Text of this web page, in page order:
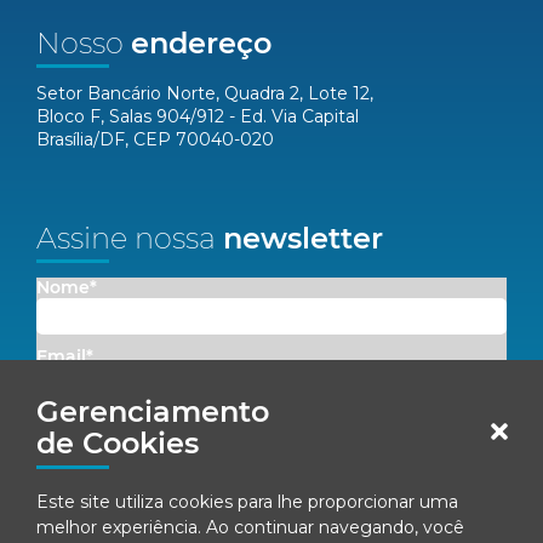
Gerenciamento
de Cookies
Este site utiliza cookies para lhe proporcionar uma
melhor experiência. Ao continuar navegando, você
Nosso endereço
Setor Bancário Norte, Quadra 2, Lote 12,
Bloco F, Salas 904/912 - Ed. Via Capital
Brasília/DF, CEP 70040-020
Assine nossa newsletter
Nome*
Email*
Concordo em receber comunicações da Fenacon.
Ao se inscrever, você concorda com nossaPolítica de Privacidade